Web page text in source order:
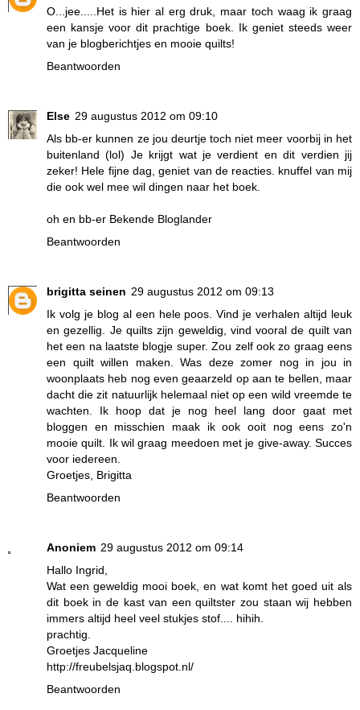
O...jee.....Het is hier al erg druk, maar toch waag ik graag
een kansje voor dit prachtige boek. Ik geniet steeds weer
van je blogberichtjes en mooie quilts!
Beantwoorden
Else 29 augustus 2012 om 09:10
Als bb-er kunnen ze jou deurtje toch niet meer voorbij in het
buitenland (lol) Je krijgt wat je verdient en dit verdien jij
zeker! Hele fijne dag, geniet van de reacties. knuffel van mij
die ook wel mee wil dingen naar het boek.
oh en bb-er Bekende Bloglander
Beantwoorden
brigitta seinen 29 augustus 2012 om 09:13
Ik volg je blog al een hele poos. Vind je verhalen altijd leuk
en gezellig. Je quilts zijn geweldig, vind vooral de quilt van
het een na laatste blogje super. Zou zelf ook zo graag eens
een quilt willen maken. Was deze zomer nog in jou in
woonplaats heb nog even geaarzeld op aan te bellen, maar
dacht die zit natuurlijk helemaal niet op een wild vreemde te
wachten. Ik hoop dat je nog heel lang door gaat met
bloggen en misschien maak ik ook ooit nog eens zo'n
mooie quilt. Ik wil graag meedoen met je give-away. Succes
voor iedereen.
Groetjes, Brigitta
Beantwoorden
Anoniem 29 augustus 2012 om 09:14
Hallo Ingrid,
Wat een geweldig mooi boek, en wat komt het goed uit als
dit boek in de kast van een quiltster zou staan wij hebben
immers altijd heel veel stukjes stof.... hihih.
prachtig.
Groetjes Jacqueline
http://freubelsjaq.blogspot.nl/
Beantwoorden